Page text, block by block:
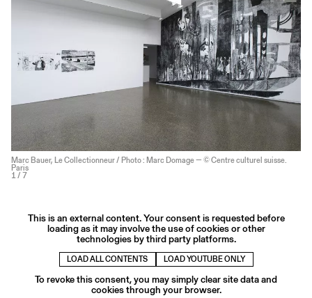
Marc Bauer, Le Collectionneur / Photo : Marc Domage — © Centre culturel suisse.
Paris
1 / 7
This is an external content. Your consent is requested before
loading as it may involve the use of cookies or other
technologies by third party platforms.
LOAD ALL CONTENTS LOAD YOUTUBE ONLY
To revoke this consent, you may simply clear site data and
cookies through your browser.